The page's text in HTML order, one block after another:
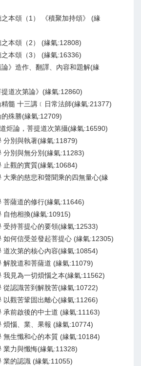
本頌（1） 《積聚加持頌》 (緣
本頌（2） (緣氣:12808)
本頌（3） (緣氣:16336)
》造作、翻譯、內容和題解(緣
道次第論》(緣氣:12860)
髓 十三講﹝日常法師(緣氣:21377)
殊勝(緣氣:12709)
炬論，菩提道次第攝(緣氣:16590)
別與執著(緣氣:11879)
別與無分別(緣氣:11283)
觀的實質(緣氣:10684)
乘的慈悲和聲聞乘的四無量心(緣
薩道的修行(緣氣:11646)
他相換(緣氣:10915)
持菩提心的要領(緣氣:12533)
何信受並發起菩提心 (緣氣:12305)
次第的核心內容(緣氣:10854)
脫道和菩薩道 (緣氣:11079)
見為一切煩惱之本(緣氣:11562)
認識苦到解脫苦(緣氣:10722)
觀苦鞏固出離心(緣氣:11266)
前啟後的中士道 (緣氣:11163)
惱、業、果報 (緣氣:10774)
生懺和心的本質 (緣氣:10184)
力與懺悔(緣氣:11328)
業的認識 (緣氣:11055)